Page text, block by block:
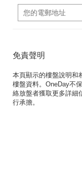
免責聲明
本頁顯示的樓盤說明和
樓盤資料。OneDay不
絡放盤者獲取更多詳細
行承擔。